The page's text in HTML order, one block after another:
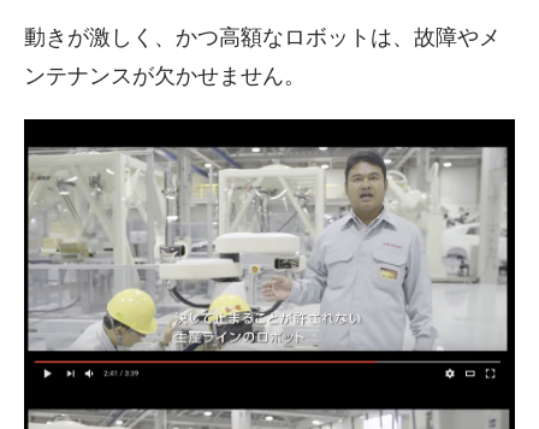
動きが激しく、かつ高額なロボットは、故障やメ
ンテナンスが欠かせません。